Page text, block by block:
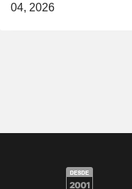
04, 2026